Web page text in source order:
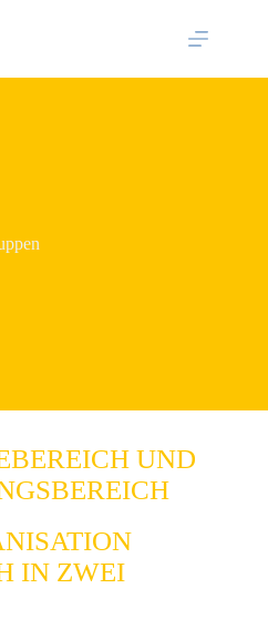
UND
IN ZWEI